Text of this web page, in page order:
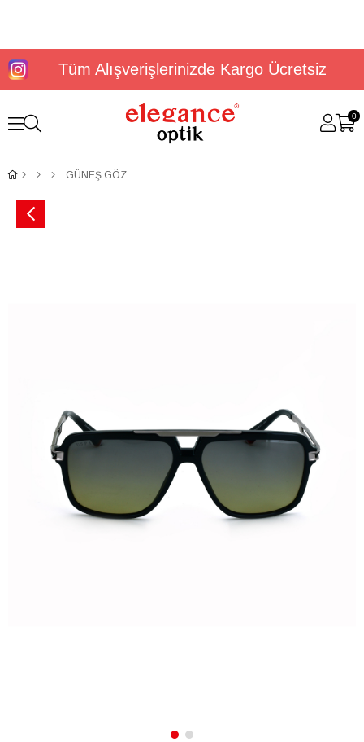
Tüm Alışverişlerinizde Kargo Ücretsiz
0
GÜNEŞ GÖZLÜĞÜ U.S. POLO ASSN. USS 0225 C5